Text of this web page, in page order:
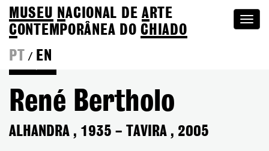
MUSEU NACIONAL DEA RTE
CONTEMPORÂNEA DOCHIADO
PT
/ EN
René Bertholo
ALHANDRA , 1935 – TAVIRA , 2005